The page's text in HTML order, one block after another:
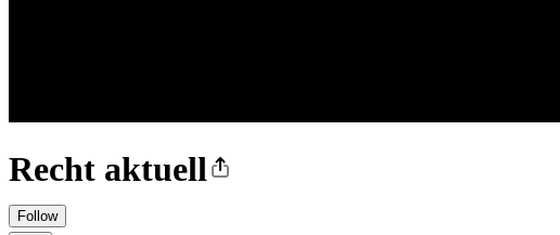
Recht aktuell
Follow